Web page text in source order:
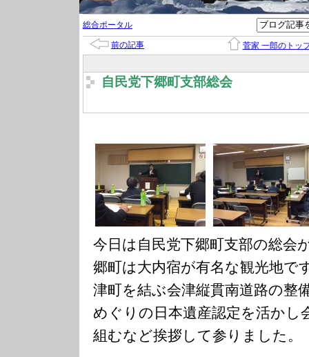
総合ポータル
前の記事 菅家 一郎のトッ
自民党下郷町支部総会
今日は自民党下郷町支部の総会
郷町は大内宿が有名な観光地で
津町を結ぶ会津縦貫南道路の整
めぐりの日本遺産認定を活かし
組むなど挨拶して参りました。